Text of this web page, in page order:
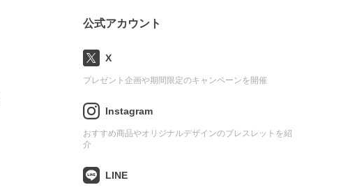
公式アカウント
X
プレゼント企画や期間限定のキャンペーンを開催
Instagram
おすすめ商品やオリジナルデザインのブレスレットを紹
介
LINE